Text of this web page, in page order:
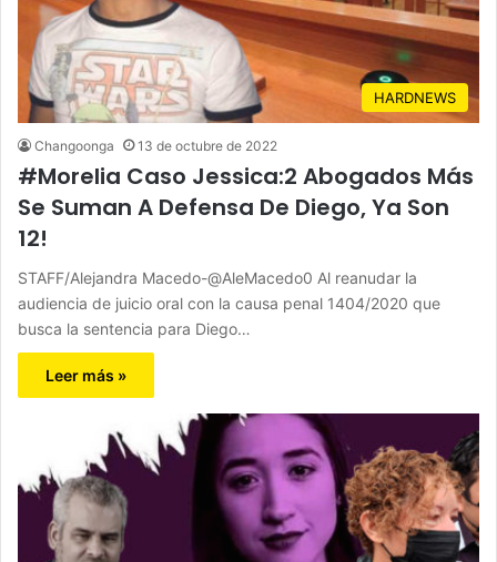
HARDNEWS
Changoonga 13 de octubre de 2022
#Morelia Caso Jessica:2 Abogados Más
Se Suman A Defensa De Diego, Ya Son
12!
STAFF/Alejandra Macedo-@AleMacedo0 Al reanudar la
audiencia de juicio oral con la causa penal 1404/2020 que
busca la sentencia para Diego…
Leer más »